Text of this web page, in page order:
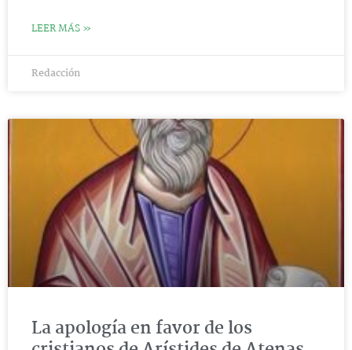
LEER MÁS »
Redacción
La apología en favor de los